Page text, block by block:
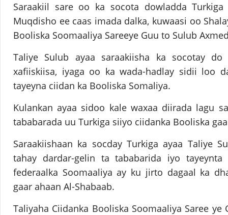
Saraakiil sare oo ka socota dowladda
Muqdisho ee caas imada dalka, kuwaasi oo
Booliska Soomaaliya Sareeye Guu to Sulub
Taliye Sulub ayaa saraakiisha ka socotay
xafiiskiisa, iyaga oo ka wada-hadlay sidii loo
tayeyna ciidan ka Booliska Somaliya.
Kulankan ayaa sidoo kale waxaa diirada lagu
tababarada uu Turkiga siiyo ciidanka Booliska
Saraakiishaan ka socday Turkiga ayaa Taliye
tahay dardar-gelin ta tababarida iyo
federaalka Soomaaliya ay ku jirto dagaal ka
gaar ahaan Al-Shabaab.
Taliyaha Ciidanka Booliska Soomaaliya Saree